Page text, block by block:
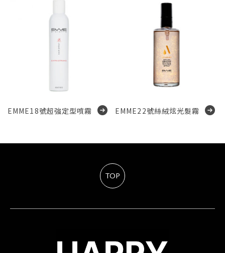
EMME18號超強定型噴霧 EMME22號絲絨炫光髮霧
TOP